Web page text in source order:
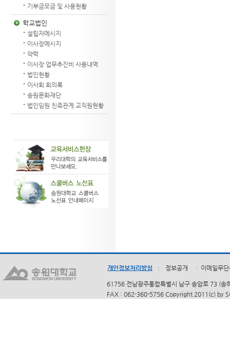
기부금모금 및 사용현황
학교법인
설립자메시지
이사장메시지
약력
이사장 업무추진비 사용내역
법인현황
이사회 회의록
송원문화재단
법인임원 친족관계 교직원현황
개인정보처리방침 정보공개 이메일무
61756 전남광주통합특별시 남구 송암로 73 (
FAX : 062-360-5756 Copyright 2011(c) by